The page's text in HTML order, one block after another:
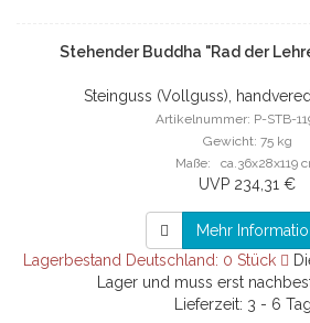
Stehender Buddha "Rad der
Steinguss (Vollguss),
Artikelnummer: P-STB-
Gewicht: 75 kg
Maße: ca.36x28x119
UVP 234,31 €
Mehr
Lagerbestand Deutschland: 0 Stück
Lager und muss erst
Lieferzeit: 3 - 6